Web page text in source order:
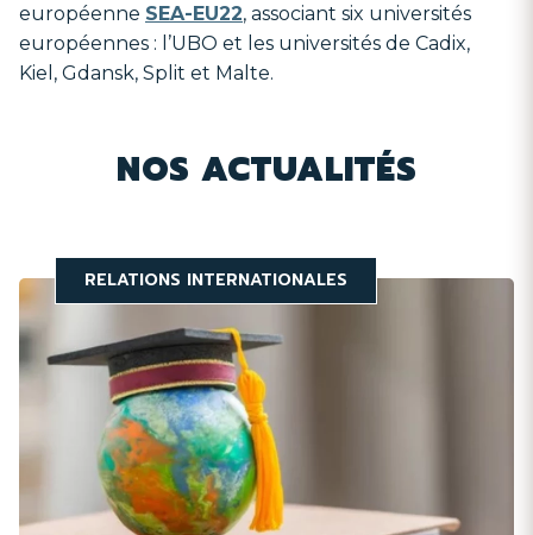
européenne SEA-EU22, associant six universités
européennes : l’UBO et les universités de Cadix,
Kiel, Gdansk, Split et Malte.
NOS ACTUALITÉS
RELATIONS INTERNATIONALES